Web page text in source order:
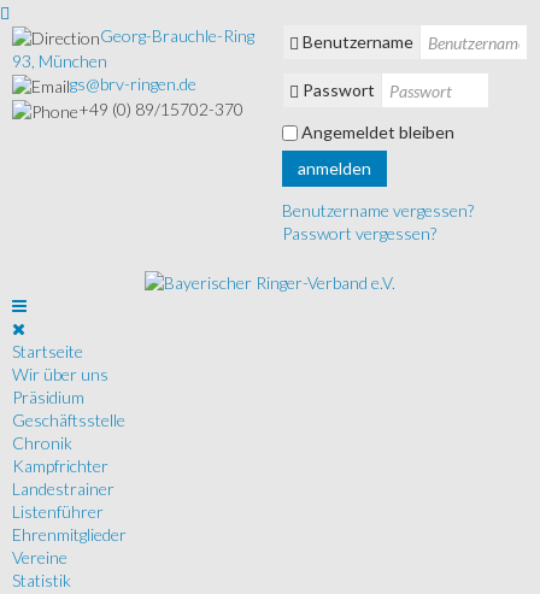
Georg-Brauchle-Ring
93, München
gs@brv-ringen.de
+49 (0) 89/15702-370
Benutzername
Passwort
Angemeldet bleiben
anmelden
Benutzername vergessen?
Passwort vergessen?
Startseite
Wir über uns
Präsidium
Geschäftsstelle
Chronik
Kampfrichter
Landestrainer
Listenführer
Ehrenmitglieder
Vereine
Statistik